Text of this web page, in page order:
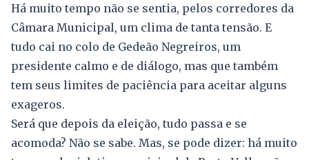
Há muito tempo não se sentia, pelos corredores da
Câmara Municipal, um clima de tanta tensão. E
tudo cai no colo de Gedeão Negreiros, um
presidente calmo e de diálogo, mas que também
tem seus limites de paciência para aceitar alguns
exageros.
Será que depois da eleição, tudo passa e se
acomoda? Não se sabe. Mas, se pode dizer: há muito